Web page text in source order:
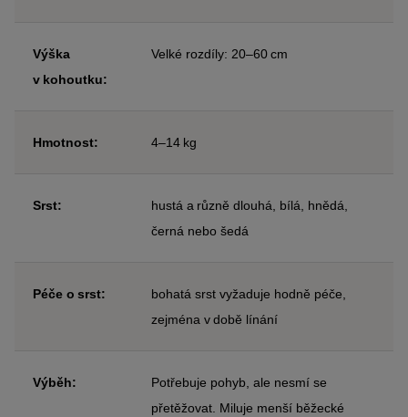
Výška
v kohoutku:
Velké rozdíly: 20–60 cm
Hmotnost: 4–14 kg
Srst:
hustá a různě dlouhá, bílá, hnědá,
černá nebo šedá
Péče o srst:
bohatá srst vyžaduje hodně péče,
zejména v době línání
Výběh:
Potřebuje pohyb, ale nesmí se
přetěžovat. Miluje menší běžecké